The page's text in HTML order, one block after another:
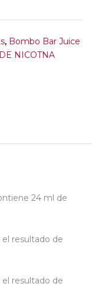
, Bombo Bar Juice
NICOTNA
24 ml de
resultado de
resultado de